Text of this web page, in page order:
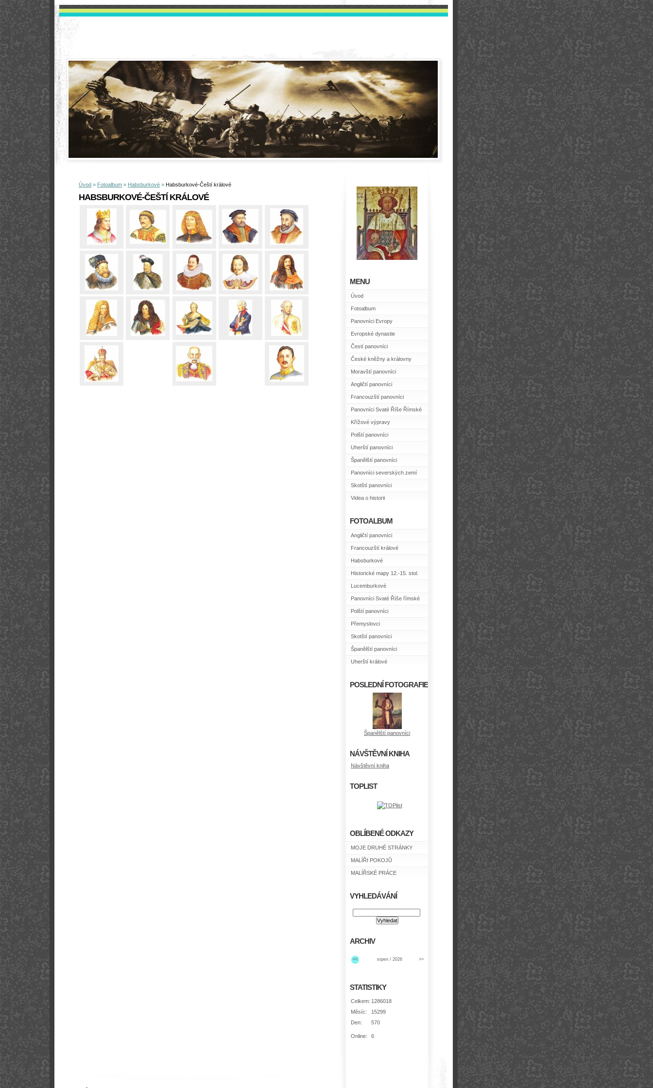
Úvod » Fotoalbum » Habsburkové » Habsburkové-Čeští králové
HABSBURKOVÉ-ČEŠTÍ KRÁLOVÉ
MENU
Úvod
Fotoalbum
Panovníci Evropy
Evropské dynastie
Čestí panovníci
České kněžny a královny
Moravští panovníci
Angličtí panovníci
Francouzští panovníci
Panovníci Svaté Říše Římské
Křížové výpravy
Polští panovníci
Uherští panovníci
Španělští panovníci
Panovníci severských zemí
Skotští panovníci
Videa o historii
FOTOALBUM
Angličtí panovníci
Francouzští králové
Habsburkové
Historické mapy 12.-15. stol.
Lucemburkové
Panovníci Svaté Říše římské
Polští panovníci
Přemyslovci
Skotští panovníci
Španělští panovníci
Uherští králové
POSLEDNÍ FOTOGRAFIE
Španělští panovníci
NÁVŠTĚVNÍ KNIHA
Návštěvní kniha
TOPLIST
OBLÍBENÉ ODKAZY
MOJE DRUHÉ STRÁNKY
MALÍŘI POKOJŮ
MALÍŘSKÉ PRÁCE
VYHLEDÁVÁNÍ
ARCHIV
<< srpen / 2026 >>
STATISTIKY
Online: 6
Celkem: 1286018
Měsíc:
15299
Den:
570